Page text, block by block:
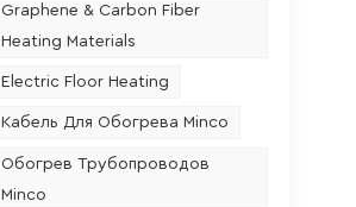
Graphene & Carbon Fiber
Heating Materials
Electric Floor Heating
Кабель Для Обогрева Minco
Обогрев Трубопроводов
Minco